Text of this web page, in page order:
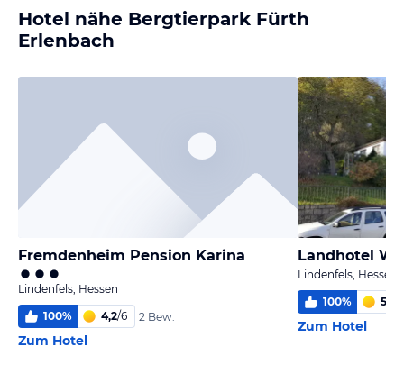
Hotel nähe Bergtierpark Fürth
Erlenbach
Fremdenheim Pension Karina
Lindenfels, Hessen
100% 4,2/6 2 Bew.
Zum Hotel
Landhotel
Lindenfels, Hessen
100% 5,5
Zum Hotel